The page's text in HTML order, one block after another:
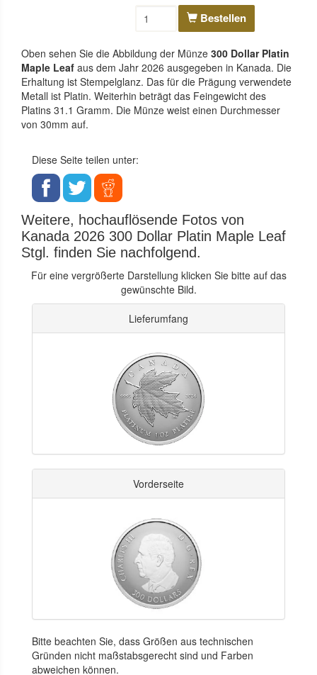
Bestellen
Oben sehen Sie die Abbildung der Münze 300 Dollar Platin
Maple Leaf aus dem Jahr 2026 ausgegeben in Kanada. Die
Erhaltung ist Stempelglanz. Das für die Prägung verwendete
Metall ist Platin. Weiterhin beträgt das Feingewicht des
Platins 31.1 Gramm. Die Münze weist einen Durchmesser
von 30mm auf.
Diese Seite teilen unter:
Weitere, hochauflösende Fotos von
Kanada 2026 300 Dollar Platin Maple Leaf
Stgl. finden Sie nachfolgend.
Für eine vergrößerte Darstellung klicken Sie bitte auf das
gewünschte Bild.
Lieferumfang
Vorderseite
Bitte beachten Sie, dass Größen aus technischen
Gründen nicht maßstabsgerecht sind und Farben
abweichen können.